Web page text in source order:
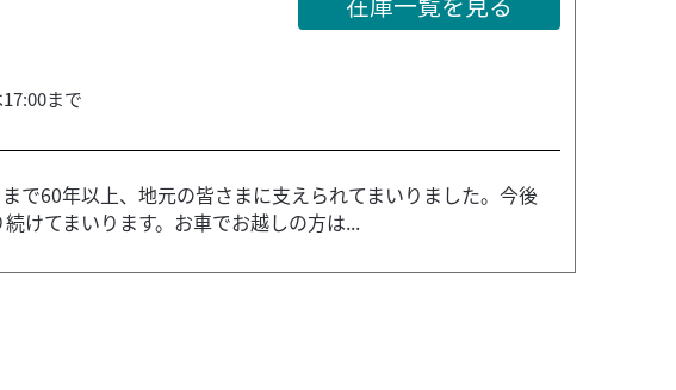
まで
で60年以上、地元の皆さまに支えられてまいりました。今後
けてまいります。お車でお越しの方は...